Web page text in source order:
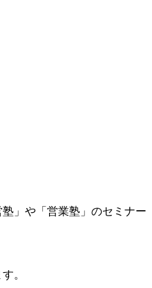
」や「営業塾」のセミナー
。